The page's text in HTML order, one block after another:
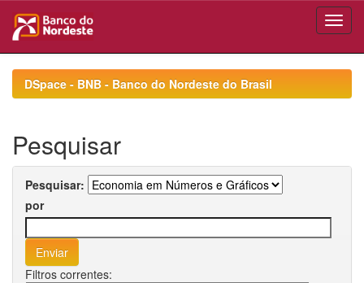
navigationDSpace - BNB - Banco do Nordeste do Brasil
Pesquisar
Pesquisar:
por
Filtros correntes: